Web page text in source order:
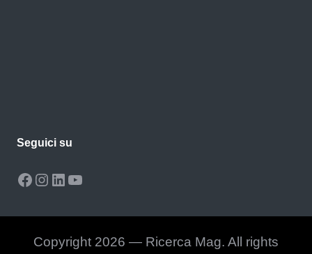
Seguici su
Facebook
Instagram
LinkedIn
YouTube
Copyright 2026 — Ricerca Mag. All rights